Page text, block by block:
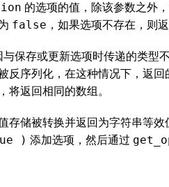
的选项的值，除该参数之外
false ，如果选项不存在，则返
保存或更新选项时传递的类型
反序列化，在这种情况下，返回
将返回相同的数组。
存储被转换并返回为字符串等效
) 添加选项，然后通过